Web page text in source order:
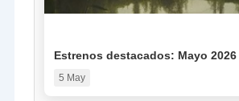
Estrenos destacados: Mayo 2026
5 May